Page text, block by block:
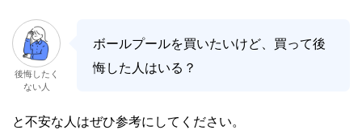
後悔したく
ない人
ボールプールを買いたいけど、買って後
悔した人はいる？
と不安な人はぜひ参考にしてください。